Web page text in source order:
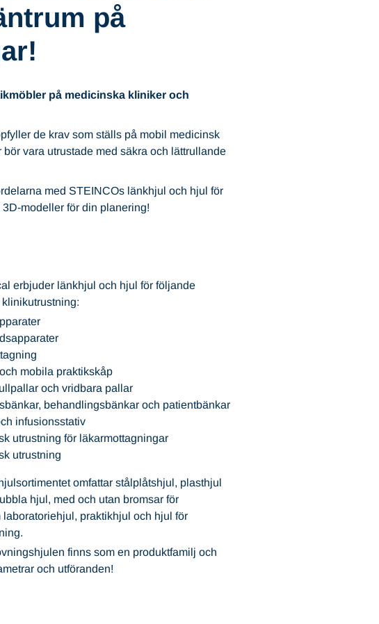
på
på medicinska kliniker och
de krav som ställs på mobil medicinsk
vara utrustade med säkra och lättrullande
med STEINCOs länkhjul och hjul för
modeller för din planering!
erbjuder länkhjul och hjul för följande
mobila praktikskåp
och vridbara pallar
behandlingsbänkar och patientbänkar
infusionsstativ
utrustning för läkarmottagningar
utrustning
omfattar stålplåtshjul, plasthjul
hjul, med och utan bromsar för
praktikhjul och hjul för
finns som en produktfamilj och
och utföranden!